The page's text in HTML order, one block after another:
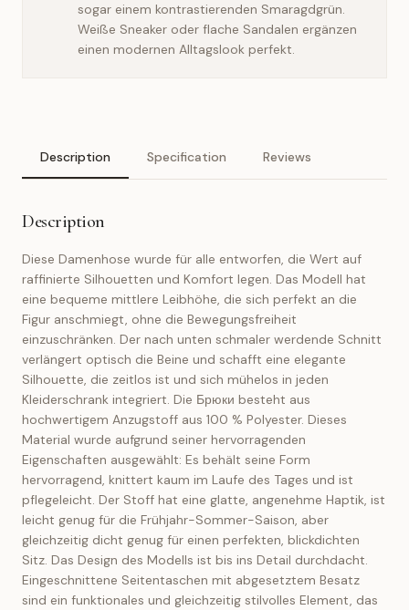
sogar einem kontrastierenden Smaragdgrün.
Weiße Sneaker oder flache Sandalen ergänzen
einen modernen Alltagslook perfekt.
Description Specification Reviews
Description
Diese Damenhose wurde für alle entworfen, die Wert auf
raffinierte Silhouetten und Komfort legen. Das Modell hat
eine bequeme mittlere Leibhöhe, die sich perfekt an die
Figur anschmiegt, ohne die Bewegungsfreiheit
einzuschränken. Der nach unten schmaler werdende Schnitt
verlängert optisch die Beine und schafft eine elegante
Silhouette, die zeitlos ist und sich mühelos in jeden
Kleiderschrank integriert. Die Брюки besteht aus
hochwertigem Anzugstoff aus 100 % Polyester. Dieses
Material wurde aufgrund seiner hervorragenden
Eigenschaften ausgewählt: Es behält seine Form
hervorragend, knittert kaum im Laufe des Tages und ist
pflegeleicht. Der Stoff hat eine glatte, angenehme Haptik, ist
leicht genug für die Frühjahr-Sommer-Saison, aber
gleichzeitig dicht genug für einen perfekten, blickdichten
Sitz. Das Design des Modells ist bis ins Detail durchdacht.
Eingeschnittene Seitentaschen mit abgesetztem Besatz
sind ein funktionales und gleichzeitig stilvolles Element, das